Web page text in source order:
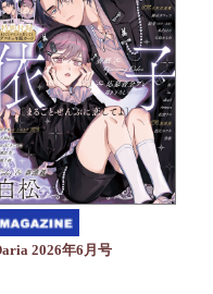
2026年6月号